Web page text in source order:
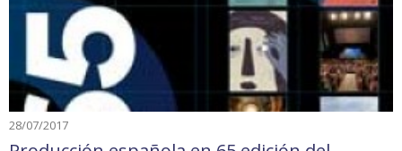
28/07/2017